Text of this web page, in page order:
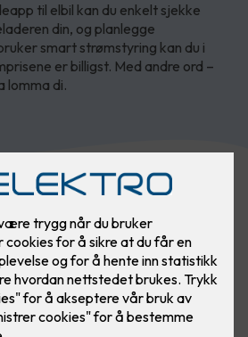
til elbil kan du enkelt sjekke
din, og planlegge
smart strømstyring kan du i
er billigst. Med andre ord –
lomma di.